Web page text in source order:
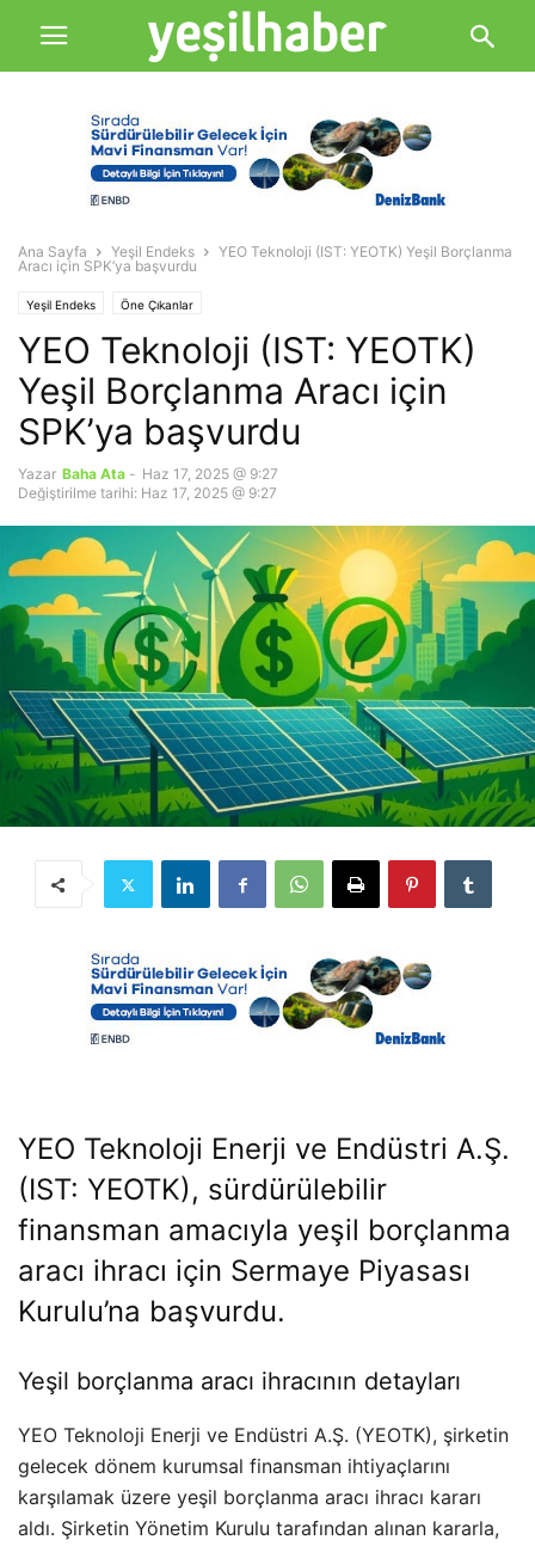
Ana Sayfa Yeşil Endeks
YEO Teknoloji (IST: YEOTK) Yeşil Borçlanma
Aracı için SPK’ya başvurdu
Yeşil Endeks Öne Çıkanlar
YEO Teknoloji (IST: YEOTK)
Yeşil Borçlanma Aracı için
SPK’ya başvurdu
Yazar Baha Ata - Haz 17, 2025 @ 9:27
Değiştirilme tarihi: Haz 17, 2025 @ 9:27
YEO Teknoloji Enerji ve Endüstri A.Ş.
(IST: YEOTK), sürdürülebilir
finansman amacıyla yeşil borçlanma
aracı ihracı için Sermaye Piyasası
Kurulu’na başvurdu.
Yeşil borçlanma aracı ihracının detayları
YEO Teknoloji Enerji ve Endüstri A.Ş. (YEOTK), şirketin
gelecek dönem kurumsal finansman ihtiyaçlarını
karşılamak üzere yeşil borçlanma aracı ihracı kararı
aldı. Şirketin Yönetim Kurulu tarafından alınan kararla,